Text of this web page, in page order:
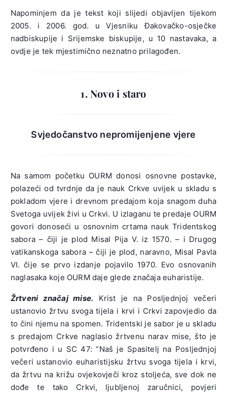
Napominjem da je tekst koji slijedi objavljen tijekom
2005. i 2006. god. u Vjesniku Đakovačko-osječke
nadbiskupije i Srijemske biskupije, u 10 nastavaka, a
ovdje je tek mjestimično neznatno prilagođen.
1. Novo i staro
Svjedočanstvo nepromijenjene vjere
Na samom početku OURM donosi osnovne postavke,
polazeći od tvrdnje da je nauk Crkve uvijek u skladu s
pokladom vjere i drevnom predajom koja snagom duha
Svetoga uvijek živi u Crkvi. U izlaganu te predaje OURM
govori donoseći u osnovnim crtama nauk Tridentskog
sabora – čiji je plod Misal Pija V. iz 1570. – i Drugog
vatikanskoga sabora – čiji je plod, naravno, Misal Pavla
VI. čije se prvo izdanje pojavilo 1970. Evo osnovanih
naglasaka koje OURM daje glede značaja euharistije.
Žrtveni značaj mise. Krist je na Posljednjoj večeri
ustanovio žrtvu svoga tijela i krvi i Crkvi zapovjedio da
to čini njemu na spomen. Tridentski je sabor je u skladu
s predajom Crkve naglasio žrtvenu narav mise, što je
potvrđeno i u SC 47: “Naš je Spasitelj na Posljednjoj
večeri ustanovio euharistijsku žrtvu svoga tijela i krvi,
da žrtvu na križu ovjekovječi kroz stoljeća, sve dok ne
dođe te tako Crkvi, ljubljenoj zaručnici, povjeri